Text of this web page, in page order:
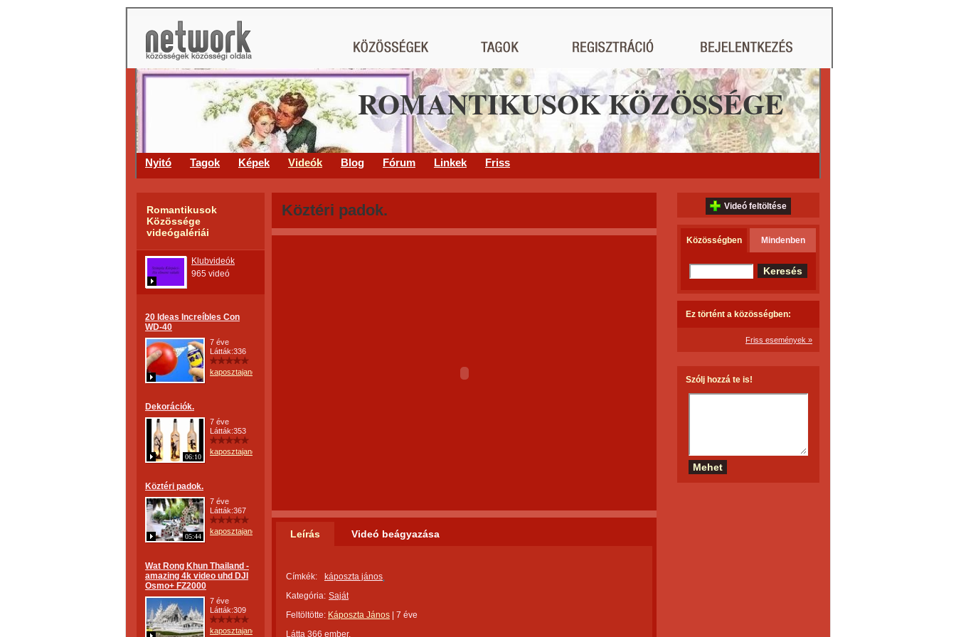
ROMANTIKUSOK KÖZÖSSÉGE
Nyitó Tagok Képek Videók Blog Fórum Linkek Friss
Romantikusok
Közössége
videógalériái
Klubvideók
965 videó
20 Ideas Increíbles Con
WD-40
7 éve
Látták:336
kaposztajanos
Dekorációk.
06:10
7 éve
Látták:353
kaposztajanos
Köztéri padok.
05:44
7 éve
Látták:367
kaposztajanos
Wat Rong Khun Thailand -
amazing 4k video uhd DJI
Osmo+ FZ2000
7 éve
Látták:309
kaposztajanos
Köztéri padok.
Leírás Videó beágyazása
Címkék:
káposzta jános
Kategória: Saját
Feltöltötte: Káposzta János
7 éve
Látta 366 ember.
Videó feltöltése
Közösségben Mindenben
Ez történt a közösségben:
Friss események »
Szólj hozzá te is!